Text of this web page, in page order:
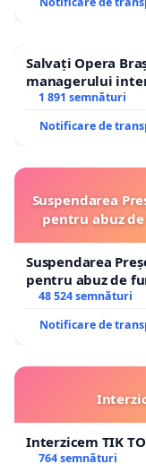
Salvați Opera
managerului
1 891 semnături
Notificare de
Suspendarea
pentru abuz
Suspendarea
pentru abuz de
48 524 semnături
Notificare de
Interzicem TIK
764 semnături